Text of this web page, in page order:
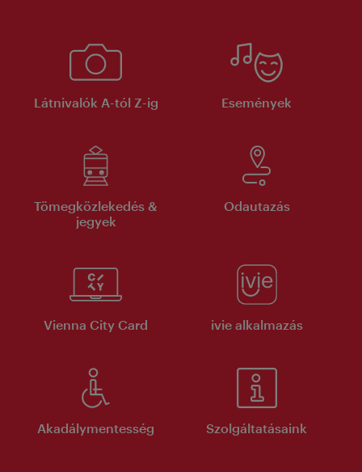
Látnivalók A-tól Z-ig Események
Tömegközlekedés &
jegyek
Odautazás
Vienna City Card ivie alkalmazás
Akadálymentesség Szolgáltatásaink